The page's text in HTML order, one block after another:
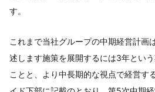
す。
これまで当社グループの中期経営計画
述します施策を展開するには3年とい
ことと、より中長期的な視点で経営す